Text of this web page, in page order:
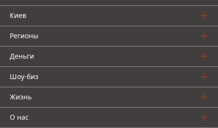
Киев
Регионы
Деньги
Шоу-биз
Жизнь
О нас